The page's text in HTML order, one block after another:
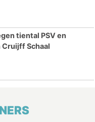
tiental PSV en
Schaal